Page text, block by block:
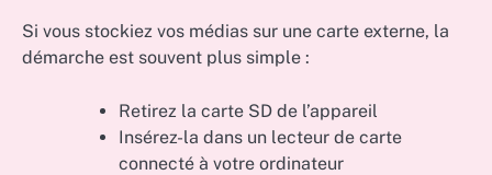
Si vous stockiez vos médias sur une carte externe, la
démarche est souvent plus simple :
Retirez la carte SD de l’appareil
Insérez-la dans un lecteur de carte
connecté à votre ordinateur